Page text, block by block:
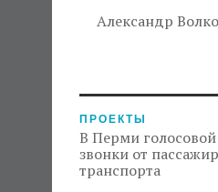
Александр
ПРОЕКТЫ
В Перми голосовой
звонки от
транспорта